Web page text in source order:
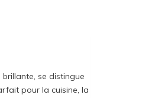
se distingue
pour la cuisine, la